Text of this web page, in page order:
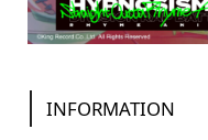
INFORMATION